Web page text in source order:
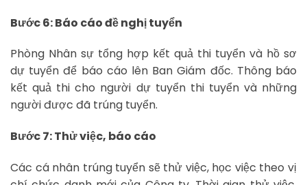
Bước 6: Báo cáo đề nghị tuyển
Phòng Nhân sự tổng hợp kết quả thi tuyển và hồ sơ
dự tuyển để báo cáo lên Ban Giám đốc. Thông báo
kết quả thi cho người dự tuyển thi tuyển và những
người được đã trúng tuyển.
Bước 7: Thử việc, báo cáo
Các cá nhân trúng tuyển sẽ thử việc, học việc theo vị